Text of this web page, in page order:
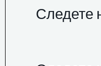
Следете